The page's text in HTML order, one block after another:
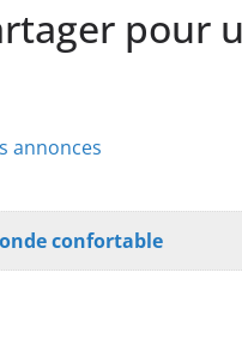
pour
annonces
confortable